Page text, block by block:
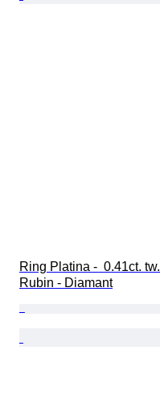
Ring Platina -  0.41ct. tw.
Rubin - Diamant